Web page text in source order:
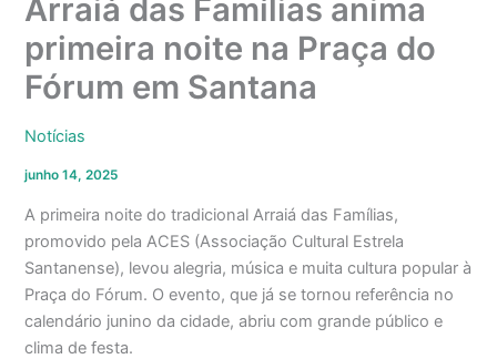
Arraiá das Famílias anima
primeira noite na Praça do
Fórum em Santana
Notícias
junho 14, 2025
A primeira noite do tradicional Arraiá das Famílias,
promovido pela ACES (Associação Cultural Estrela
Santanense), levou alegria, música e muita cultura popular à
Praça do Fórum. O evento, que já se tornou referência no
calendário junino da cidade, abriu com grande público e
clima de festa.